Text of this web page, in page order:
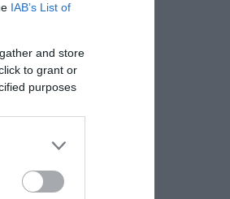
IAB’s List of
and store
to grant or
purposes